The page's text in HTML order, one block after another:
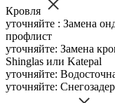
Кровля
уточняйте : Замена
профлист
уточняйте: Замена
Shinglas или Katepal
уточняйте:
уточняйте: